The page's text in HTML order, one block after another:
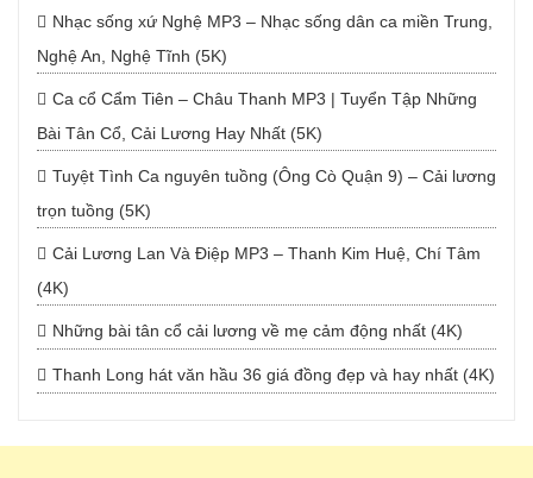
Nhạc sống xứ Nghệ MP3 – Nhạc sống dân ca miền Trung,
Nghệ An, Nghệ Tĩnh (5K)
Ca cổ Cẩm Tiên – Châu Thanh MP3 | Tuyển Tập Những
Bài Tân Cổ, Cải Lương Hay Nhất (5K)
Tuyệt Tình Ca nguyên tuồng (Ông Cò Quận 9) – Cải lương
trọn tuồng (5K)
Cải Lương Lan Và Điệp MP3 – Thanh Kim Huệ, Chí Tâm
(4K)
Những bài tân cổ cải lương về mẹ cảm động nhất (4K)
Thanh Long hát văn hầu 36 giá đồng đẹp và hay nhất (4K)